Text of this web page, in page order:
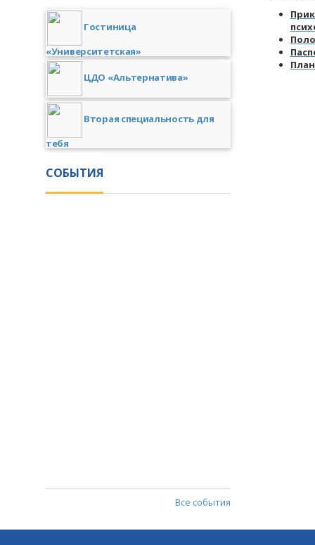
Гостиница
«Университетская»
ЦДО «Альтернатива»
Вторая специальность для
тебя
СОБЫТИЯ
Все события